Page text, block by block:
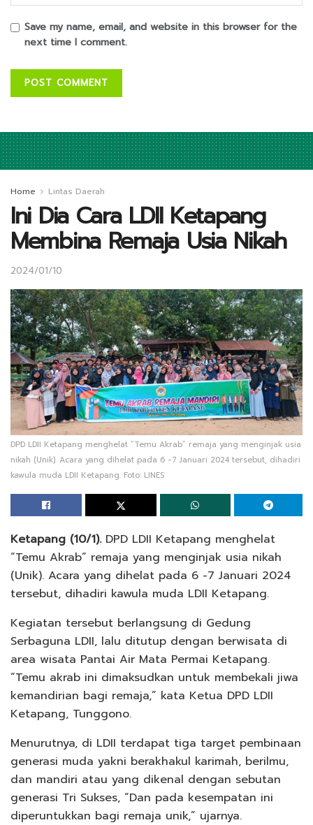
Save my name, email, and website in this browser for the
next time I comment.
Home Lintas Daerah
Ini Dia Cara LDII Ketapang
Membina Remaja Usia Nikah
2024/01/10
DPD LDII Ketapang menghelat “Temu Akrab” remaja yang menginjak usia
nikah (Unik). Acara yang dihelat pada 6 -7 Januari 2024 tersebut, dihadiri
kawula muda LDII Ketapang. Foto: LINES
Ketapang (10/1).DPD LDII Ketapang menghelat
“Temu Akrab” remaja yang menginjak usia nikah
(Unik). Acara yang dihelat pada 6 -7 Januari 2024
tersebut, dihadiri kawula muda LDII Ketapang.
Kegiatan tersebut berlangsung di Gedung
Serbaguna LDII, lalu ditutup dengan berwisata di
area wisata Pantai Air Mata Permai Ketapang.
“Temu akrab ini dimaksudkan untuk membekali jiwa
kemandirian bagi remaja,” kata Ketua DPD LDII
Ketapang, Tunggono.
Menurutnya, di LDII terdapat tiga target pembinaan
generasi muda yakni berakhakul karimah, berilmu,
dan mandiri atau yang dikenal dengan sebutan
generasi Tri Sukses, “Dan pada kesempatan ini
diperuntukkan bagi remaja unik,” ujarnya.